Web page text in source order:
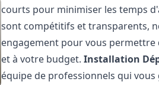
courts pour minimiser les temps
sont compétitifs et transparents,
engagement pour vous permettre
et à votre budget.Installation
équipe de professionnels qui